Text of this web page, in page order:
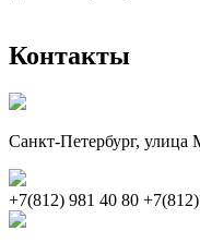
Контакты
Санкт-Петербург, улица
+7(812) 981 40 80